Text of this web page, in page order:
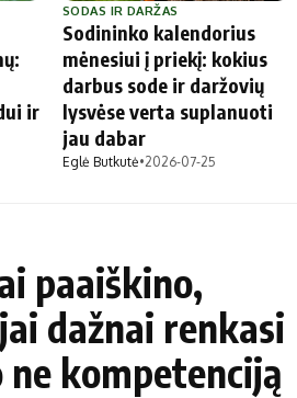
ir
SODAS IR DARŽAS
Sodininko kalendorius
mėnesiui į priekį: kokius
darbus sode ir daržovių
lysvėse verta suplanuoti
jau dabar
Eglė Butkutė•2026-07-25
paaiškino,
dažnai renkasi
ne kompetenciją